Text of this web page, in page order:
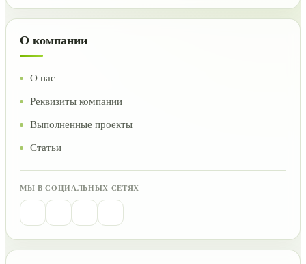
О компании
О нас
Реквизиты компании
Выполненные проекты
Статьи
МЫ В СОЦИАЛЬНЫХ СЕТЯХ